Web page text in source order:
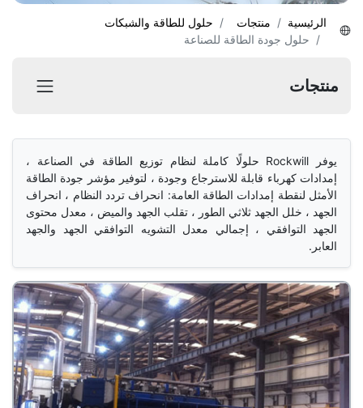
الرئيسية منتجات
حلول للطاقة والشبكات
حلول جودة الطاقة للصناعة
منتجات
العابر.